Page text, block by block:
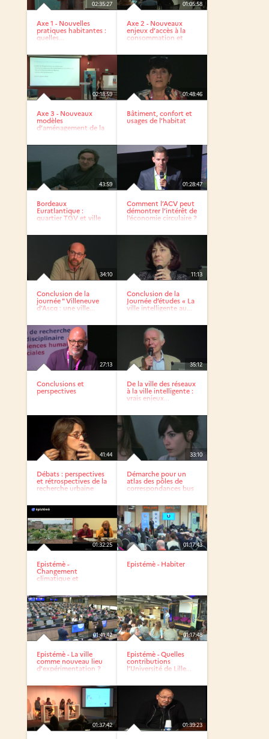
02:35:27
Axe 1 - Nouvelles
pratiques habitantes :
quelles...
01:05:58
Axe 2 - Nouveaux
enjeux d’accès à la
consommation et
02:18:59
Axe 3 - Nouveaux
modèles
d’aménagement de la
01:48:46
Bâtiment, confort et
usages de l’habitat
43:59
Bordeaux
Euratlantique :
quartier TGV et ville
01:28:47
Comment l’ACV peut
démontrer l’intérêt de
l’économie circulaire ?
34:10
Conclusion de la
journée " Villeneuve
d’Ascq : une ville...
11:13
Conclusion de la
Journée d’études « La
ville intelligente au...
27:13
Conclusions et
perspectives
35:12
De la ville des réseaux
à la ville intelligente :
vrais enjeux...
41:44
Débats : perspectives
et rétrospectives de la
recherche urbaine
33:10
Démarche pour un
atlas des pôles de
correspondances bus
01:32:25
Epistémè -
Changement
climatique et
01:17:43
Epistémè - Habiter
01:41:42
Epistémè - La ville
comme nouveau lieu
d'expérimentation ?
01:17:48
Epistémè - Quelles
contributions
l’Université de Lille...
01:37:42 01:39:23